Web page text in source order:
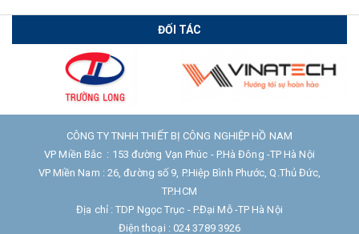
ĐỐI TÁC
CÔNG TY TNHH THIẾT BỊ CÔNG NGHIỆP HỒ NAM
VP Miền Bắc : 153 đường Vạn Phúc - P.Hà Đông -TP Hà Nội
VP Miền Nam : 26, đường số 9, P.Hiệp Bình Phước, Q.Thủ Đức,
TP.HCM
Địa chỉ : TDP Ngọc Trục - P.Đại Mỗ -TP Hà Nội
Điện thoại : 024 3789 3926